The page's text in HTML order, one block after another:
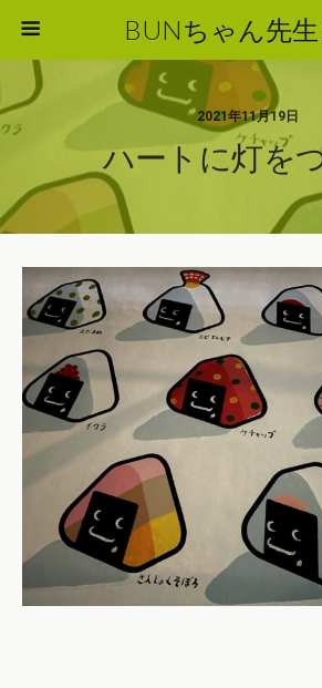
BUNちゃん先
2021年11月19日
ハートに灯を